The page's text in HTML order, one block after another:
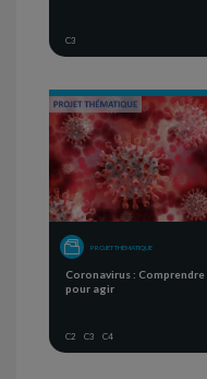
C3
PROJET THÉMATIQUE
Coronavirus : Comprendre
pour agir
C2 C3 C4